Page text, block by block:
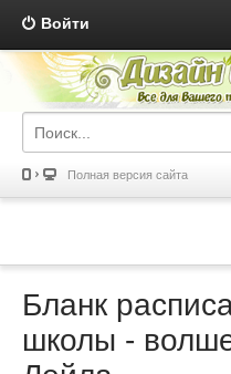
Войти
Полная версия сайта
Бланк
школы -